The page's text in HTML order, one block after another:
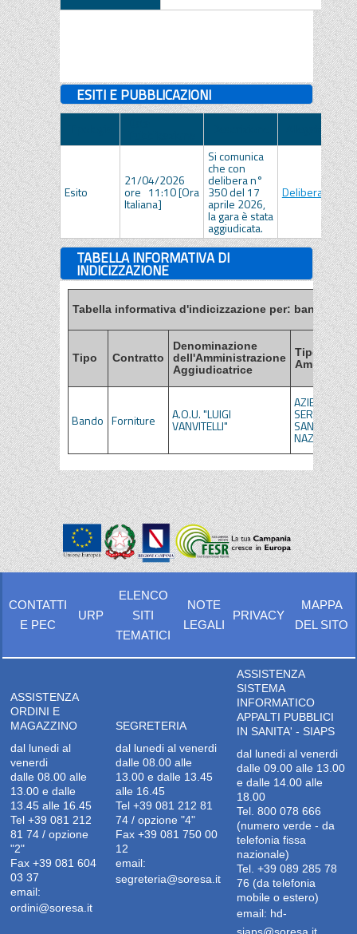
ESITI E PUBBLICAZIONI
Allegato
Esito
21/04/2026
ore 11:10 [Ora
Italiana]
Si comunica
che con
delibera n°
350 del 17
aprile 2026,
la gara è stata
aggiudicata.
TABELLA INFORMATIVA DI
INDICIZZAZIONE
Tabella informativa d'indicizzazione per: bandi,
Tipo Contratto
Denominazione
dell'Amministrazione
Aggiudicatrice
Tipo di
Bando Forniture A.O.U. "LUIGI
VANVITELLI"
AZIENDE DEL
SERVIZIO
SANITARIO
NAZIONALE
CONTATTI
E PEC
URP
ELENCO
SITI
TEMATICI
NOTE
LEGALI
PRIVACY
MAPPA
DEL SITO
ASSISTENZA
ORDINI E
MAGAZZINO
dal lunedi al
venerdi
dalle 08.00 alle
13.00 e dalle
13.45 alle 16.45
Tel +39 081 212
81 74 / opzione
"2"
Fax +39 081 604
03 37
email:
ordini@soresa.it
SEGRETERIA
dal lunedi al venerdi
dalle 08.00 alle
13.00 e dalle 13.45
alle 16.45
Tel +39 081 212 81
74 / opzione "4"
Fax +39 081 750 00
12
email:
segreteria@soresa.it
ASSISTENZA
SISTEMA
INFORMATICO
APPALTI PUBBLICI
IN SANITA' - SIAPS
dal lunedi al venerdi
dalle 09.00 alle 13.00
e dalle 14.00 alle
18.00
Tel. 800 078 666
(numero verde - da
telefonia fissa
nazionale)
Tel. +39 089 285 78
76 (da telefonia
mobile o estero)
email: hd-